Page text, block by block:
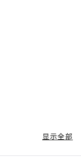
显示全部